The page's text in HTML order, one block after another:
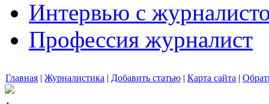
Интервью с
Профессия журналист
Главная | Журналистика | Добавить статью | Карта сайта |